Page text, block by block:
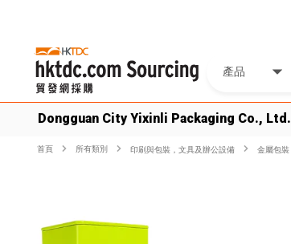
產品
Dongguan City Yixinli Packaging Co., Ltd.
首頁 所有類別 印刷與包裝，文具及辦公設備 金屬包裝